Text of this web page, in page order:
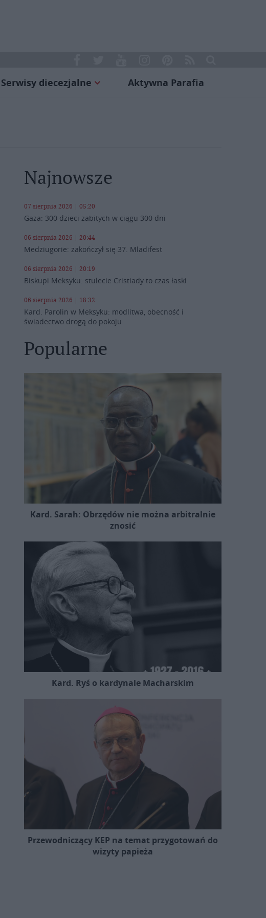
Serwisy diecezjalne Aktywna Parafia
Najnowsze
07 sierpnia 2026 | 05:20
Gaza: 300 dzieci zabitych w ciągu 300 dni
06 sierpnia 2026 | 20:44
Medziugorie: zakończył się 37. Mladifest
06 sierpnia 2026 | 20:19
Biskupi Meksyku: stulecie Cristiady to czas łaski
06 sierpnia 2026 | 18:32
Kard. Parolin w Meksyku: modlitwa, obecność i
świadectwo drogą do pokoju
Popularne
Kard. Sarah: Obrzędów nie można arbitralnie
znosić
Kard. Ryś o kardynale Macharskim
Przewodniczący KEP na temat przygotowań do
wizyty papieża